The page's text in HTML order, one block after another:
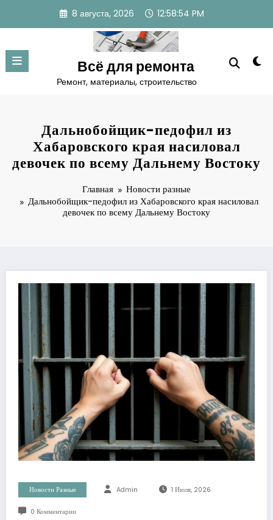
содержимому
8 августа, 2026 12:58:55 PM
Всё для ремонта
Ремонт, материалы, строительство
Дальнобойщик-педофил из
Хабаровского края насиловал
девочек по всему Дальнему Востоку
Главная
Новости разные
Дальнобойщик-педофил из Хабаровского края насиловал
девочек по всему Дальнему Востоку
Новости Разные Admin 1 Июля, 2026
0 Комментарии